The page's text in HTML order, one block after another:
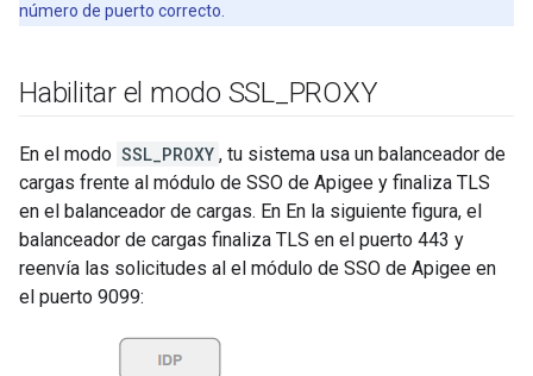
número de puerto correcto.
Habilitar el modo SSL_ PROXY
En el modo SSL_PROXY , tu sistema usa un balanceador de
cargas frente al módulo de SSO de Apigee y finaliza TLS
en el balanceador de cargas. En En la siguiente figura, el
balanceador de cargas finaliza TLS en el puerto 443 y
reenvía las solicitudes al el módulo de SSO de Apigee en
el puerto 9099: